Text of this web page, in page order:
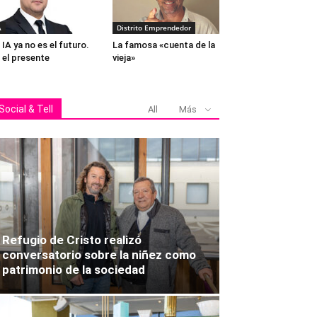
IA ya no es el futuro.
el presente
Distrito Emprendedor
La famosa «cuenta de la
vieja»
& Tell All Más
Refugio de Cristo realizó
conversatorio sobre la niñez como
patrimonio de la sociedad